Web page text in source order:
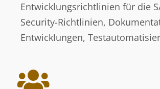
Entwicklungsrichtlinien für die
Security-Richtlinien,
Entwicklungen,